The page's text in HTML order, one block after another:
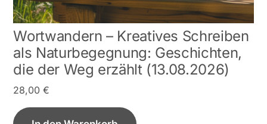
Wortwandern – Kreatives Schreiben
als Naturbegegnung: Geschichten,
die der Weg erzählt (13.08.2026)
28,00€